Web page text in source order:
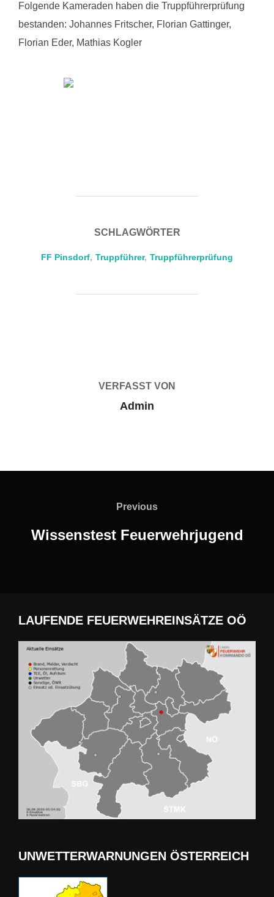
Folgende Kameraden haben die Truppführerprüfung
bestanden: Johannes Fritscher, Florian Gattinger,
Florian Eder, Mathias Kogler
SCHLAGWÖRTER
FF Pinsdorf, Truppführer, Truppführerprüfung
VERFASST VON
Admin
Previous
Previous
Wissenstest Feuerwehrjugend
LAUFENDE FEUERWEHREINSÄTZE OÖ
UNWETTERWARNUNGEN ÖSTERREICH